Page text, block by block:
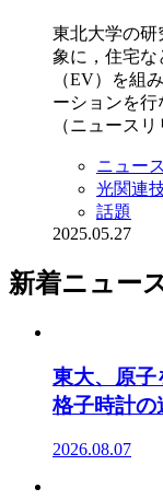
東北大学の研
象に，住宅な
（EV）を組
ーションを
（ニュース
ニュース
光関連
話題
2025.05.27
新着ニュー
東大、原
格子時計の
2026.08.07